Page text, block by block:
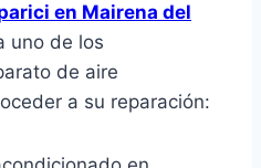
en Mairena del
uno de los
de aire
a su reparación: